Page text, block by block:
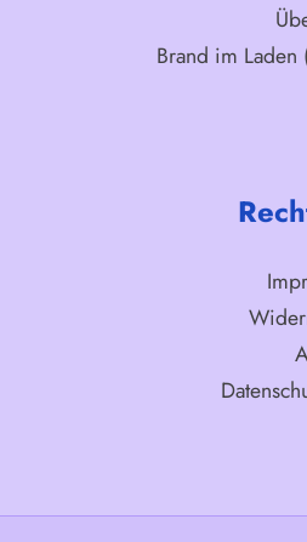
Brand im Laden